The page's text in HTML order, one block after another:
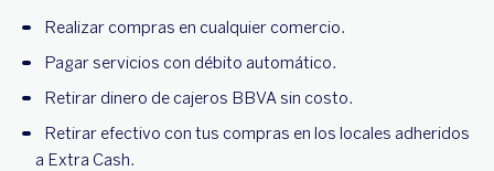
Realizar compras en cualquier comercio.
Pagar servicios con débito automático.
Retirar dinero de cajeros BBVA sin costo.
Retirar efectivo con tus compras en los locales adheridos
a Extra Cash.